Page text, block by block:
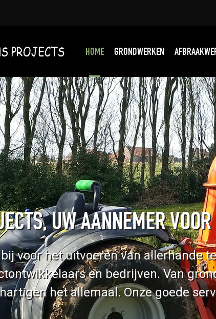
HOME GRONDWERKEN
UW AANNEMER
voor het uitvoeren van allerhande
en bedrijven. Van
het allemaal. Onze goede